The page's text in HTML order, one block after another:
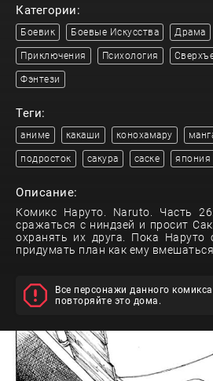
Категории:
Боевик Боевые Искусства Драма
Приключения Психология
Фэнтези
Теги:
аниме какаши конохамару
подросток сакура саске япония
Описание:
Комикс Наруто. Naruto. Часть
сражаться с ниндзей и просит
охранять их друга. Пока Наруто
придумать план как ему
Все персонажи данного
повторяйте это дома.